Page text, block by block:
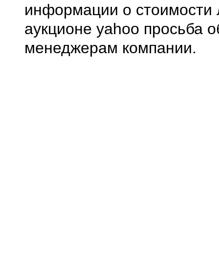
информации о стоимости
аукционе yahoo просьба
менеджерам компании.